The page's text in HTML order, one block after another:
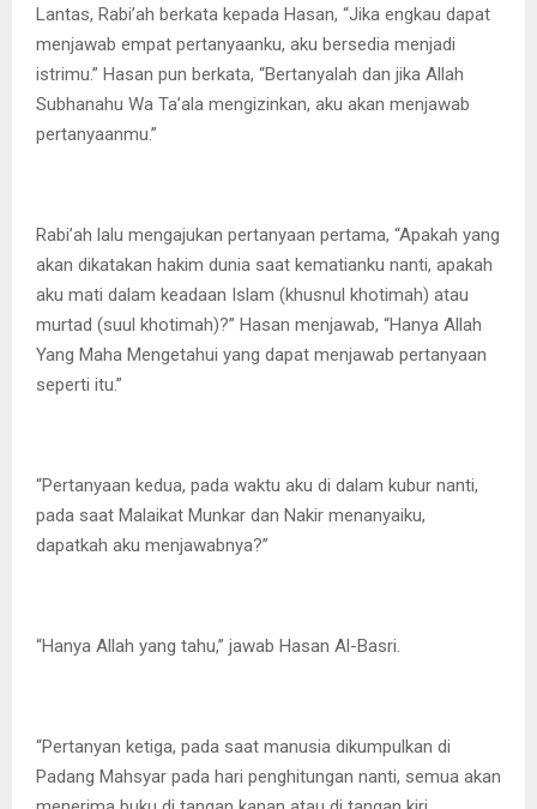
Lantas, Rabi’ah berkata kepada Hasan, “Jika engkau dapat
menjawab empat pertanyaanku, aku bersedia menjadi
istrimu.” Hasan pun berkata, “Bertanyalah dan jika Allah
Subhanahu Wa Ta’ala mengizinkan, aku akan menjawab
pertanyaanmu.”
Rabi’ah lalu mengajukan pertanyaan pertama, “Apakah yang
akan dikatakan hakim dunia saat kematianku nanti, apakah
aku mati dalam keadaan Islam (khusnul khotimah) atau
murtad (suul khotimah)?” Hasan menjawab, “Hanya Allah
Yang Maha Mengetahui yang dapat menjawab pertanyaan
seperti itu.”
“Pertanyaan kedua, pada waktu aku di dalam kubur nanti,
pada saat Malaikat Munkar dan Nakir menanyaiku,
dapatkah aku menjawabnya?”
“Hanya Allah yang tahu,” jawab Hasan Al-Basri.
“Pertanyan ketiga, pada saat manusia dikumpulkan di
Padang Mahsyar pada hari penghitungan nanti, semua akan